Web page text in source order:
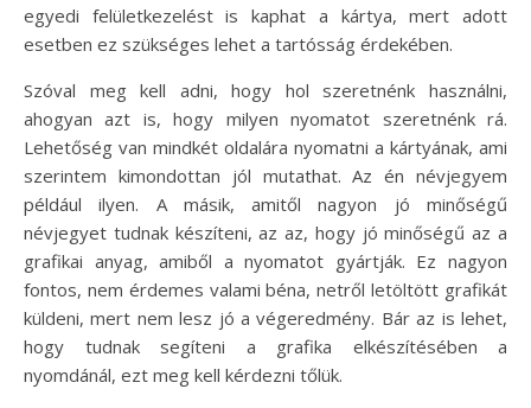
egyedi felületkezelést is kaphat a kártya, mert adott
esetben ez szükséges lehet a tartósság érdekében.
Szóval meg kell adni, hogy hol szeretnénk használni,
ahogyan azt is, hogy milyen nyomatot szeretnénk rá.
Lehetőség van mindkét oldalára nyomatni a kártyának, ami
szerintem kimondottan jól mutathat. Az én névjegyem
például ilyen. A másik, amitől nagyon jó minőségű
névjegyet tudnak készíteni, az az, hogy jó minőségű az a
grafikai anyag, amiből a nyomatot gyártják. Ez nagyon
fontos, nem érdemes valami béna, netről letöltött grafikát
küldeni, mert nem lesz jó a végeredmény. Bár az is lehet,
hogy tudnak segíteni a grafika elkészítésében a
nyomdánál, ezt meg kell kérdezni tőlük.